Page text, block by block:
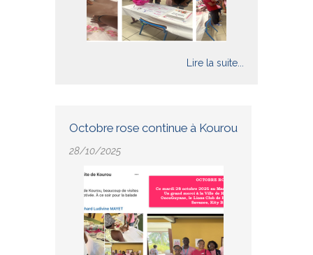
Lire la suite...
Octobre rose continue à Kourou
28/10/2025